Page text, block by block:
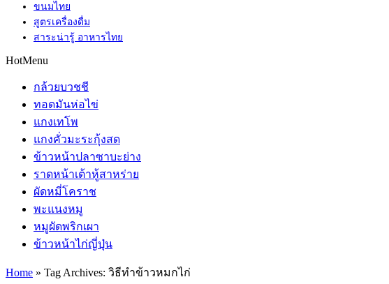
ขนมไทย
สูตรเครื่องดื่ม
สาระน่ารู้ อาหารไทย
HotMenu
กล้วยบวชชี
ทอดมันห่อไข่
แกงเทโพ
แกงคั่วมะระกุ้งสด
ข้าวหน้าปลาซาบะย่าง
ราดหน้าเต้าหู้สาหร่าย
ผัดหมี่โคราช
พะแนงหมู
หมูผัดพริกเผา
ข้าวหน้าไก่ญี่ปุ่น
Home » Tag Archives: วิธีทำข้าวหมกไก่